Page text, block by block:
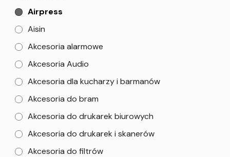
Airpress
Aisin
Akcesoria alarmowe
Akcesoria Audio
Akcesoria dla kucharzy i barmanów
Akcesoria do bram
Akcesoria do drukarek biurowych
Akcesoria do drukarek i skanerów
Akcesoria do filtrów